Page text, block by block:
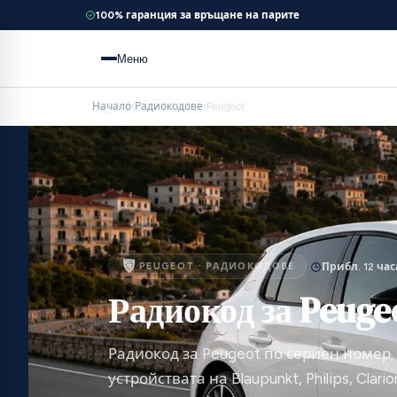
100% гаранция за връщане на парите
Меню
Начало› Радиокодове›Peugeot
PEUGEOT · РАДИОКОДОВЕ Прибл. 12
Радиокод за
Радиокод за Peugeot по сериен
устройствата на Blaupunkt, Philips,